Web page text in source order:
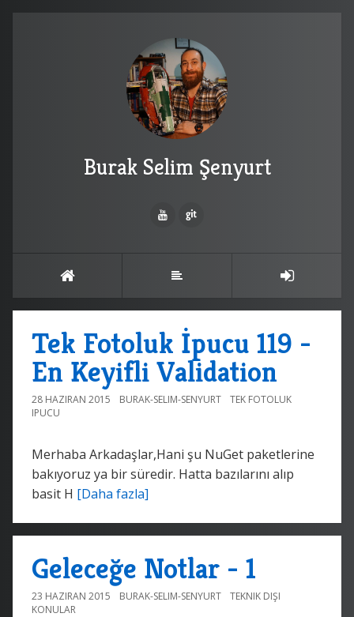
Burak Selim Şenyurt
Tek Fotoluk İpucu 119 -
En Keyifli Validation
28 HAZIRAN 2015 BURAK-SELIM-SENYURT
TEK FOTOLUK
IPUCU
Merhaba Arkadaşlar,Hani şu NuGet paketlerine
bakıyoruz ya bir süredir. Hatta bazılarını alıp
basit H [Daha fazla]
Geleceğe Notlar - 1
23 HAZIRAN 2015 BURAK-SELIM-SENYURT
TEKNIK DIŞI
KONULAR